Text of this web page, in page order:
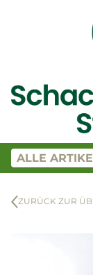
ZURÜCK ZUR